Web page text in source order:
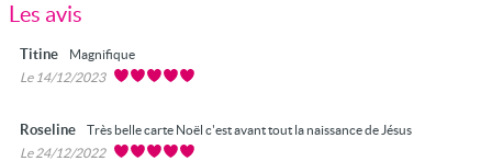
Les avis
Titine
Magnifique
Le 14/12/2023
Roseline
Très belle carte Noël c'est avant tout la naissance de Jésus
Le 24/12/2022